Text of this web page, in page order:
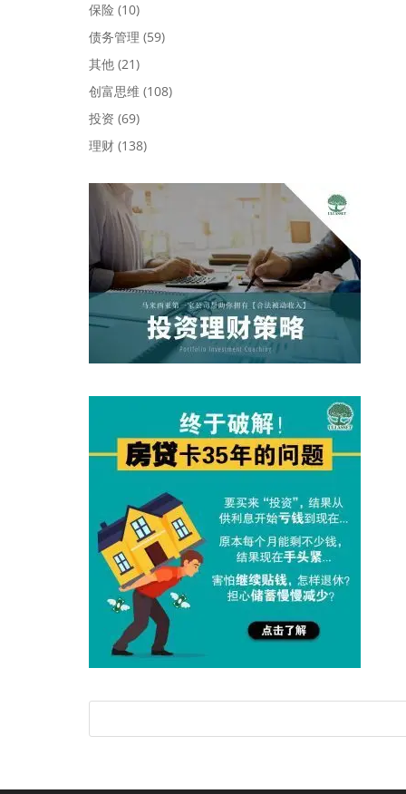
保险 (10)
债务管理 (59)
其他 (21)
创富思维 (108)
投资 (69)
理财 (138)